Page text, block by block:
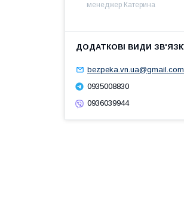
менеджер Катерина
bezpeka.vn.ua@gmail.com
0935008830
0936039944